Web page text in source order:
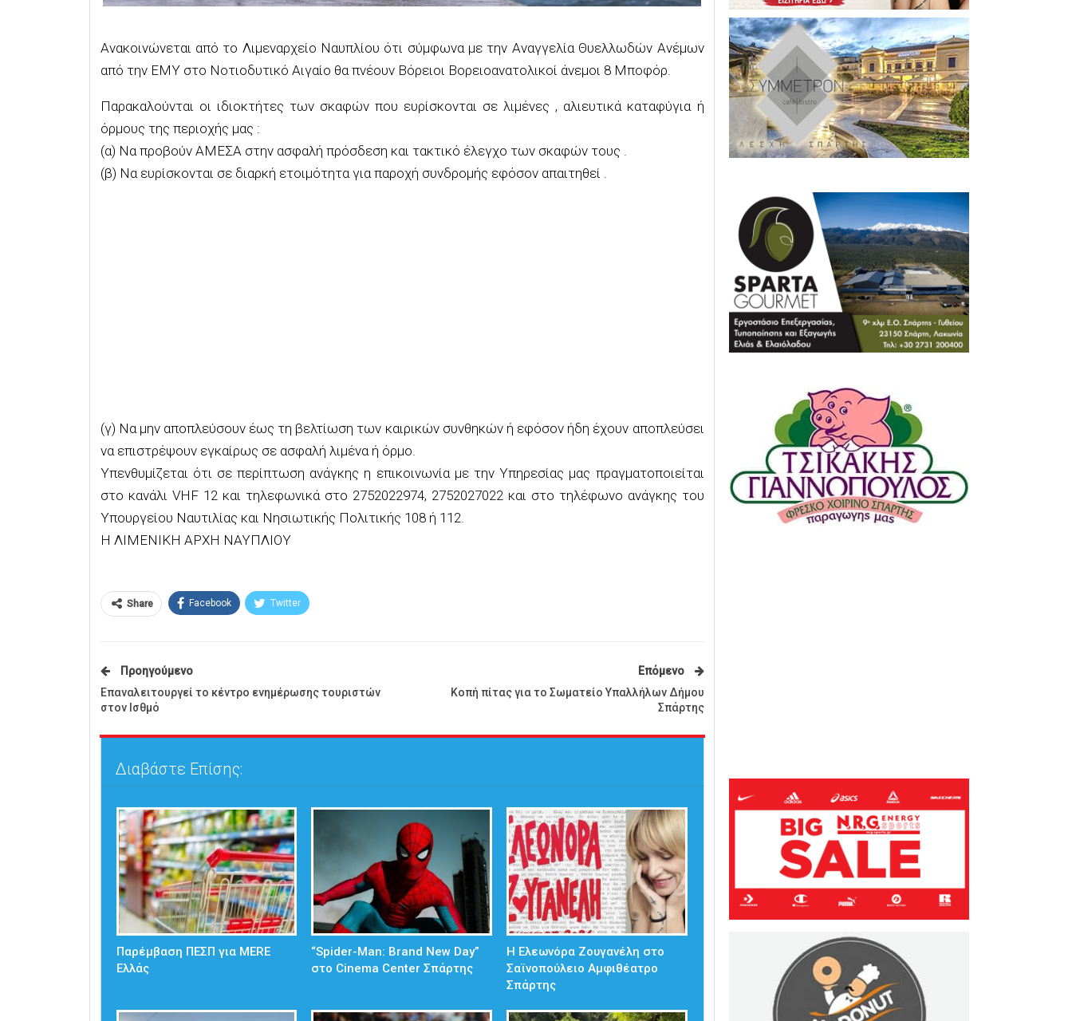
Ανακοινώνεται από το Λιμεναρχείο Ναυπλίου ότι σύμφωνα με την Αναγγελία Θυελλωδών Ανέμων
από την ΕΜΥ στο Νοτιοδυτικό Αιγαίο θα πνέουν Βόρειοι Βορειοανατολικοί άνεμοι 8 Μποφόρ.
Παρακαλούνται οι ιδιοκτήτες των σκαφών που ευρίσκονται σε λιμένες , αλιευτικά καταφύγια ή
όρμους της περιοχής μας :
(α) Να προβούν ΑΜΕΣΑ στην ασφαλή πρόσδεση και τακτικό έλεγχο των σκαφών τους .
(β) Να ευρίσκονται σε διαρκή ετοιμότητα για παροχή συνδρομής εφόσον απαιτηθεί .
(γ) Να μην αποπλεύσουν έως τη βελτίωση των καιρικών συνθηκών ή εφόσον ήδη έχουν αποπλεύσει
να επιστρέψουν εγκαίρως σε ασφαλή λιμένα ή όρμο.
Υπενθυμίζεται ότι σε περίπτωση ανάγκης η επικοινωνία με την Υπηρεσίας μας πραγματοποιείται
στο κανάλι VHF 12 και τηλεφωνικά στο 2752022974, 2752027022 και στο τηλέφωνο ανάγκης του
Υπουργείου Ναυτιλίας και Νησιωτικής Πολιτικής 108 ή 112.
Η ΛΙΜΕΝΙΚΗ ΑΡΧΗ ΝΑΥΠΛΙΟΥ
Share Facebook Twitter
Προηγούμενο
Επαναλειτουργεί το κέντρο ενημέρωσης τουριστών
στον Ισθμό
Επόμενο
Κοπή πίτας για το Σωματείο Υπαλλήλων Δήμου
Σπάρτης
Διαβάστε Επίσης:
Παρέμβαση ΠΕΣΠ για MERE
Ελλάς
“Spider-Man: Brand New Day”
στο Cinema Center Σπάρτης
Η Ελεωνόρα Ζουγανέλη στο
Σαϊνοπούλειο Αμφιθέατρο
Σπάρτης